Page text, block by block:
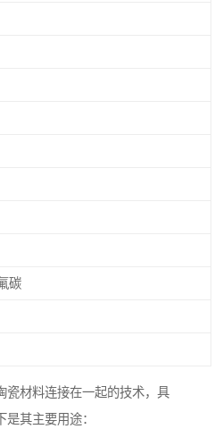
碳
瓷材料连接在一起的技术，具
其主要用途：